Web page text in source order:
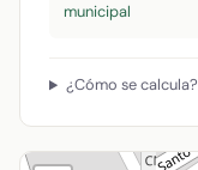
municipal
¿Cómo se calcula?